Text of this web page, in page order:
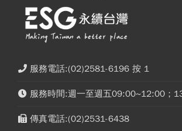
服務電話:(02)2581-6196 按 1
服務時間:週一至週五09:00~12:00；
傳真電話:(02)2531-6438